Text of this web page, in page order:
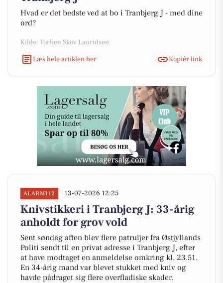
Hvad er det bedste ved at bo i Tranbjerg J - med dine
ord?
Kilde: Torben Skov Lauridsen
Læs hele artiklen her
Kopiér link
ALARM112 13-07-2026 12:25
Knivstikkeri i Tranbjerg J: 33-årig
anholdt for grov vold
Sent søndag aften blev flere patruljer fra Østjyllands
Politi sendt til en privat adresse i Tranbjerg J, efter
at have modtaget en anmeldelse omkring kl. 23.51.
En 34-årig mand var blevet stukket med kniv og
havde pådraget sig flere overfladiske skader.